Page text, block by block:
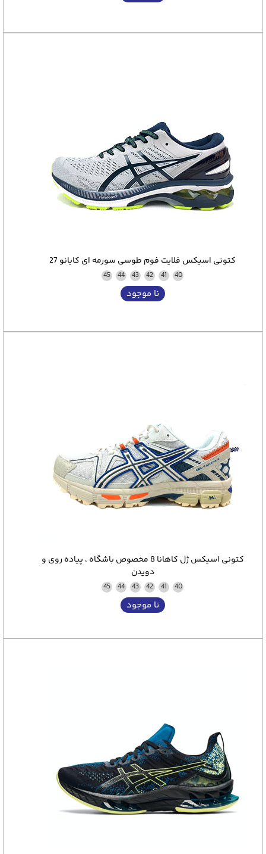
کتونی اسیکس فلایت فوم طوسی سورمه ای کایانو 27
40
41
42
43
44
45
نا موجود
کتونی اسیکس ژل کاهانا 8 مخصوص باشگاه ، پیاده روی و
دویدن
40
41
42
43
44
45
نا موجود